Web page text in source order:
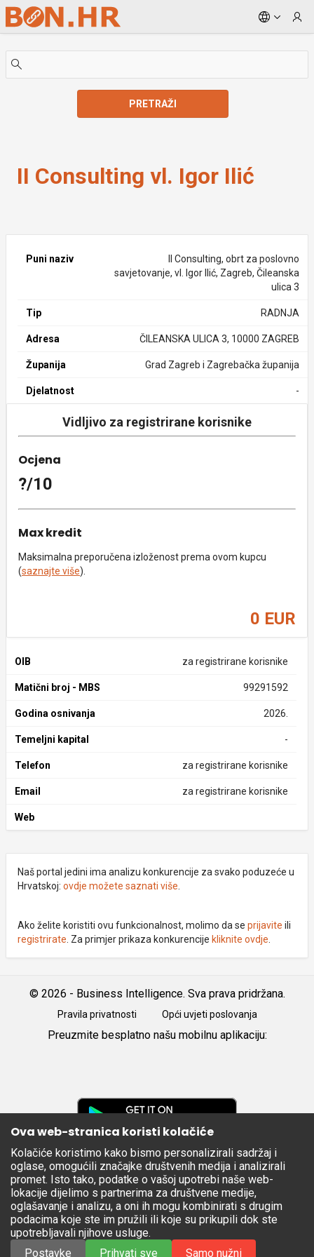
Skip to Main Content
PRETRAŽI
II Consulting vl. Igor Ilić
Puni naziv
II Consulting, obrt za poslovno
savjetovanje, vl. Igor Ilić, Zagreb, Čileanska
ulica 3
Tip RADNJA
Adresa ČILEANSKA ULICA 3, 10000 ZAGREB
Županija Grad Zagreb i Zagrebačka županija
Djelatnost -
Vidljivo za registrirane korisnike
Ocjena
?/10
Max kredit
Maksimalna preporučena izloženost prema ovom kupcu
(saznajte više).
0 EUR
OIB za registrirane korisnike
Matični broj - MBS 99291592
Godina osnivanja 2026.
Temeljni kapital -
Telefon za registrirane korisnike
Email za registrirane korisnike
Web
Naš portal jedini ima analizu konkurencije za svako poduzeće u
Hrvatskoj: ovdje možete saznati više
Ako želite koristiti ovu funkcionalnost, molimo da se prijavite ili
registrirate . Za primjer prikaza konkurencije kliknite ovdje
© 2026 - Business Intelligence. Sva prava pridržana.
Pravila privatnosti Opći uvjeti poslovanja
Preuzmite besplatno našu mobilnu aplikaciju:
Apple
Store
Ova web-stranica koristi kolačiće
Kolačiće koristimo kako bismo personalizirali sadržaj i
oglase, omogućili značajke društvenih medija i analizirali
promet. Isto tako, podatke o vašoj upotrebi naše web-
lokacije dijelimo s partnerima za društvene medije,
oglašavanje i analizu, a oni ih mogu kombinirati s drugim
podacima koje ste im pružili ili koje su prikupili dok ste
upotrebljavali njihove usluge.
Postavke
Prihvati sve Samo nužni